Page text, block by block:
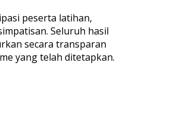
peserta latihan,
Seluruh hasil
secara transparan
yang telah ditetapkan.